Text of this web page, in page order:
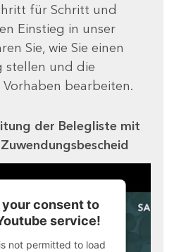
für Schritt und
Einstieg in unser
Sie, wie Sie einen
stellen und die
bearbeiten.
der Belegliste mit
your consent to
service!
not permitted to load